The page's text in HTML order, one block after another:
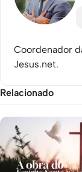
Coordenador
Jesus.net.
Relacionado